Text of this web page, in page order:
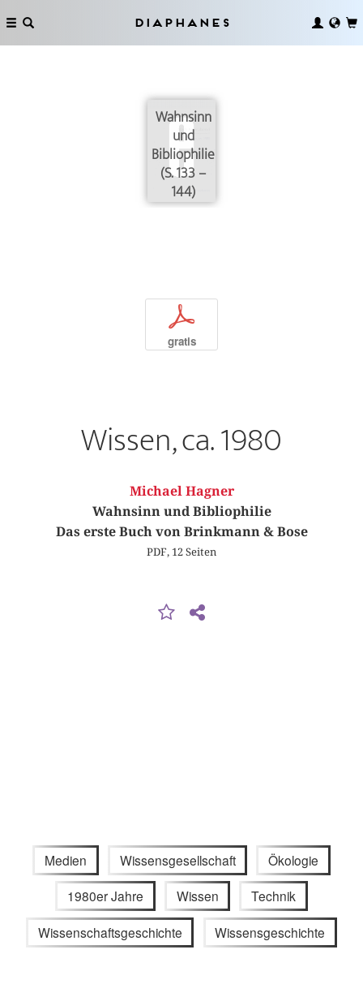
Diaphanes
Wahnsinn
und
Bibliophilie
(S. 133 –
144)
p
gratis
Wissen, ca. 1980
Michael Hagner
Wahnsinn und Bibliophilie
Das erste Buch von Brinkmann & Bose
PDF, 12 Seiten
Medien Wissensgesellschaft Ökologie
1980er Jahre Wissen Technik
Wissenschaftsgeschichte Wissensgeschichte